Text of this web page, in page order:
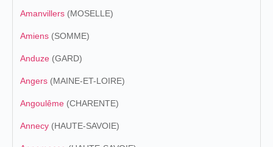
Amanvillers (MOSELLE)
Amiens (SOMME)
Anduze (GARD)
Angers (MAINE-ET-LOIRE)
Angoulême (CHARENTE)
Annecy (HAUTE-SAVOIE)